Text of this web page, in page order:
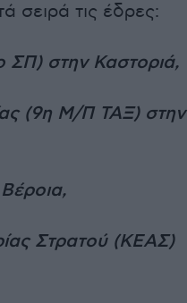
σειρά τις έδρες:
ΣΠ) στην Καστοριά,
(9η Μ/Π ΤΑΞ) στην
Στρατού (ΚΕΑΣ)